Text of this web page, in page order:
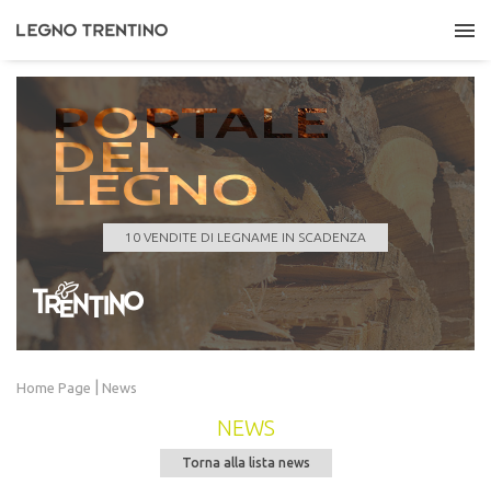
PORTALE
DEL
LEGNO
10 VENDITE DI LEGNAME IN SCADENZA
ASUC DI LONA
Quantità
121,000 m³
Data scadenza
24/08/2026 11:00:00
Home Page News
NEWS
Torna alla lista news